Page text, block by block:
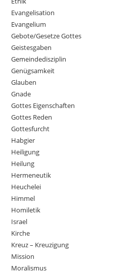
Evangelisation
Evangelium
Gebote/Gesetze Gottes
Geistesgaben
Gemeindedisziplin
Genügsamkeit
Glauben
Gnade
Gottes Eigenschaften
Gottes Reden
Gottesfurcht
Habgier
Heiligung
Heilung
Hermeneutik
Heuchelei
Himmel
Homiletik
Israel
Kirche
Kreuz – Kreuzigung
Mission
Moralismus